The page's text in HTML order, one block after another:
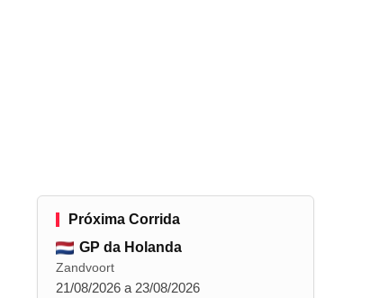
Próxima Corrida
GP da Holanda
Zandvoort
21/08/2026 a 23/08/2026